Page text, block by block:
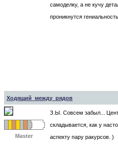
самоделку, а не кучу
проникнутся
Ходящий_между_рядов
Master
З.Ы. Совсем забыл...
складывается, как у
аспекту пару ракурсов. )